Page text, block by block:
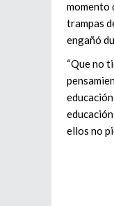
momento
trampas
engañó
“Que no
ellos no